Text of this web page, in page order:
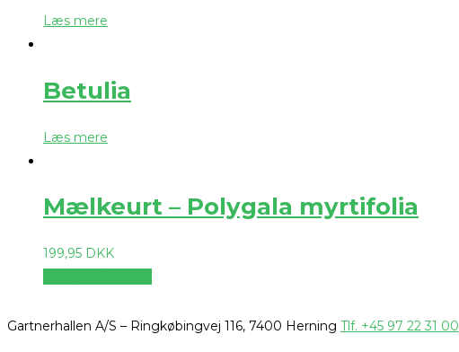
Læs mere
Betulia
Læs mere
Mælkeurt – Polygala myrtifolia
199,95 DKK
Gartnerhallen A/S – Ringkøbingvej 116, 7400 Herning Tlf. +45 97 22 31 00